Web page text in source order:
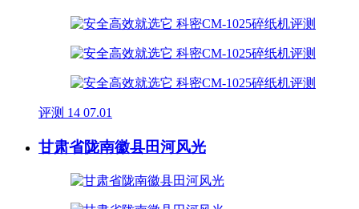
评测 14 07.01
甘肃省陇南徽县田河风光